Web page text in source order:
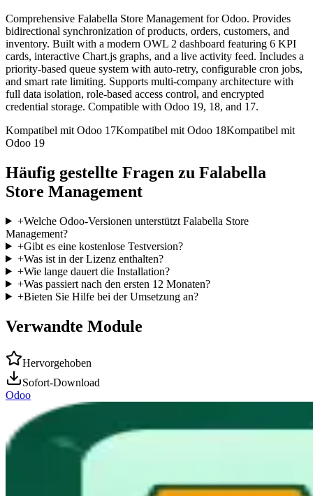
Comprehensive Falabella Store Management for Odoo. Provides
bidirectional synchronization of products, orders, customers, and
inventory. Built with a modern OWL 2 dashboard featuring 6 KPI
cards, interactive Chart.js graphs, and a live activity feed. Includes a
priority-based queue system with auto-retry, configurable cron jobs,
and smart rate limiting. Supports multi-company architecture with
full data isolation, role-based access control, and encrypted
credential storage. Compatible with Odoo 19, 18, and 17.
Kompatibel mit Odoo 17Kompatibel mit Odoo 18Kompatibel mit
Odoo 19
Häufig gestellte Fragen zu Falabella
Store Management
+Welche Odoo-Versionen unterstützt Falabella Store
Management?
+Gibt es eine kostenlose Testversion?
+Was ist in der Lizenz enthalten?
+Wie lange dauert die Installation?
+Was passiert nach den ersten 12 Monaten?
+Bieten Sie Hilfe bei der Umsetzung an?
Verwandte Module
Hervorgehoben
Sofort-Download
Odoo